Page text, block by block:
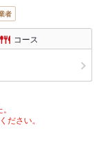
者
コース
ださい。